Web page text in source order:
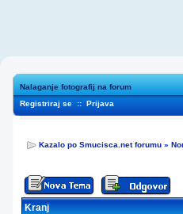
Nalaganje fotografij na forum
Registriraj se :: Prijava
Kazalo po Smucisca.net forumu »
Kranj